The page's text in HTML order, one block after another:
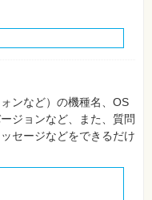
ンなど）の機種名、OS
ジョンなど、また、質問
セージなどをできるだけ